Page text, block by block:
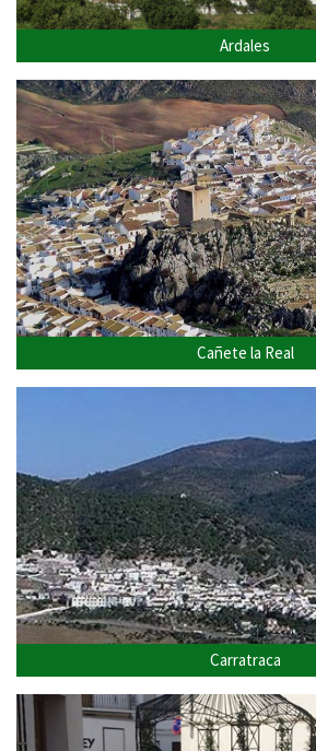
Ardales
Cañete la Real
Carratraca